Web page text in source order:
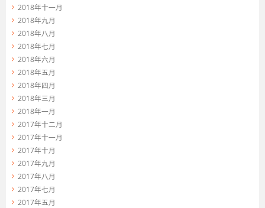
2018年十一月
2018年九月
2018年八月
2018年七月
2018年六月
2018年五月
2018年四月
2018年三月
2018年一月
2017年十二月
2017年十一月
2017年十月
2017年九月
2017年八月
2017年七月
2017年五月